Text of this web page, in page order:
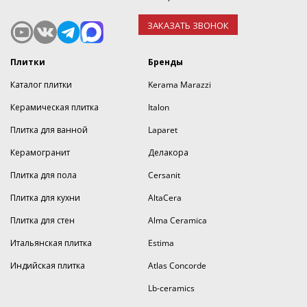
ЗАКАЗАТЬ ЗВОНОК
Плитки
Каталог плитки
Керамическая плитка
Плитка для ванной
Керамогранит
Плитка для пола
Плитка для кухни
Плитка для стен
Итальянская плитка
Индийская плитка
Бренды
Kerama Marazzi
Italon
Laparet
Делакора
Cersanit
AltaCera
Alma Ceramica
Estima
Atlas Concorde
Lb-ceramics